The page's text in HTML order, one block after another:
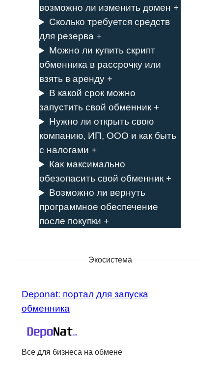
возможно ли изменить домен +
Сколько требуется средств
для резерва +
Можно ли купить скрипт
обменника в рассрочку или
взять в аренду +
В какой срок можно
запустить свой обменник +
Нужно ли открыть свою
компанию, ИП, ООО и как быть
с налогами +
Как максимально
обезопасить свой обменник +
Возможно ли вернуть
программное обеспечение
после покупки +
Экосистема
Deponat: портал для запуска
обменника
Все для бизнеса на обмене